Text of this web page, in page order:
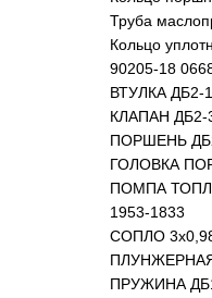
Труба
Кольцо
90205-18
ВТУЛКА ДБ2-
КЛАПАН ДБ2-
ПОРШЕНЬ
ГОЛОВКА
ПОМПА
1953-1833
СОПЛО
ПРУЖИНА